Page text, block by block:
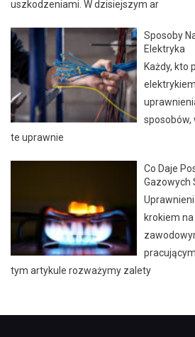
uszkodzeniami. W dzisiejszym ar
Sposoby
Elektryka
Każdy, kto
sposobów,
te uprawnie
Co Daje
Gazowych
krokiem
tym artykule rozważymy zalety